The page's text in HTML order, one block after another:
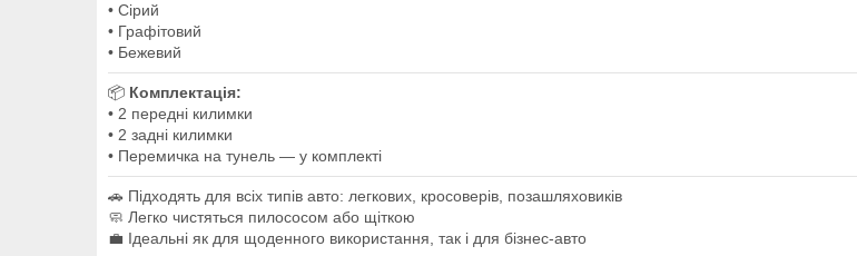
• Сірий
• Графітовий
• Бежевий
📦 Комплектація:
• 2 передні килимки
• 2 задні килимки
• Перемичка на тунель — у комплекті
🚗 Підходять для всіх типів авто: легкових, кросоверів, позашляховиків
🧼 Легко чистяться пилососом або щіткою
💼 Ідеальні як для щоденного використання, так і для бізнес-авто